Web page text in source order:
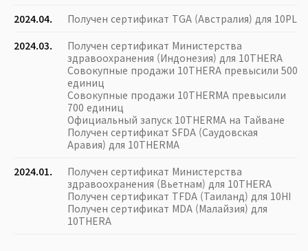
2024.04.
Получен сертификат TGA (Австралия) для 10PL
2024.03.
Получен сертификат Министерства
здравоохранения (Индонезия) для 10THERA
Совокупные продажи 10THERA превысили 500
единиц
Совокупные продажи 10THERMA превысили
700 единиц
Официальный запуск 10THERMA на Тайване
Получен сертификат SFDA (Саудовская
Аравия) для 10THERMA
2024.01.
Получен сертификат Министерства
здравоохранения (Вьетнам) для 10THERA
Получен сертификат TFDA (Таиланд) для 10HI
Получен сертификат MDA (Малайзия) для
10THERA